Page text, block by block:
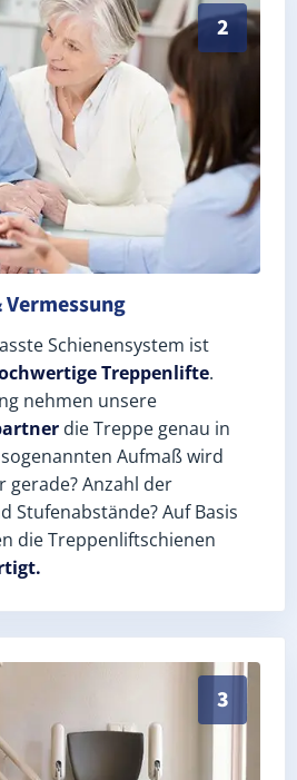
2
Schienensystem ist
Treppenlifte.
nehmen unsere
die Treppe genau in
Aufmaß wird
gerade? Anzahl der
Stufenabstände? Auf Basis
die Treppenliftschienen
3
Einbau durch zertifizierte